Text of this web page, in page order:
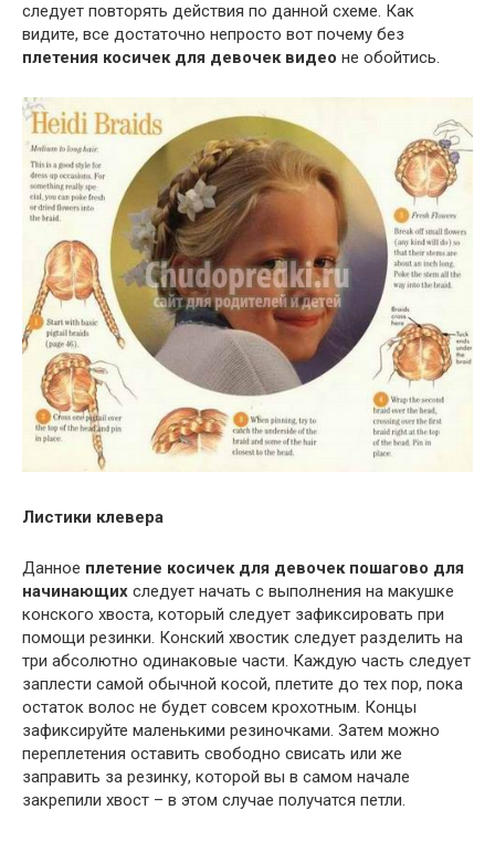
следует повторять действия по данной схеме. Как
видите, все достаточно непросто вот почему без
плетения косичек для девочек видео не обойтись.
Листики клевера
Данное плетение косичек для девочек пошагово для
начинающих следует начать с выполнения на макушке
конского хвоста, который следует зафиксировать при
помощи резинки. Конский хвостик следует разделить на
три абсолютно одинаковые части. Каждую часть следует
заплести самой обычной косой, плетите до тех пор, пока
остаток волос не будет совсем крохотным. Концы
зафиксируйте маленькими резиночками. Затем можно
переплетения оставить свободно свисать или же
заправить за резинку, которой вы в самом начале
закрепили хвост – в этом случае получатся петли.